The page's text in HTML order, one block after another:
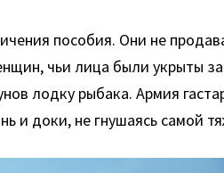
пособия. Они не
чьи лица были укрыты
лодку рыбака. Армия
и доки, не гнушаясь самой